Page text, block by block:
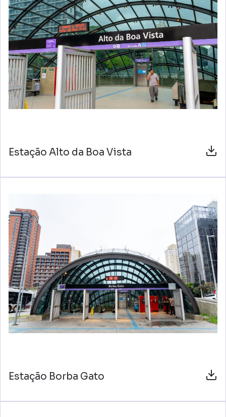
Estação Alto da Boa Vista
Estação Borba Gato